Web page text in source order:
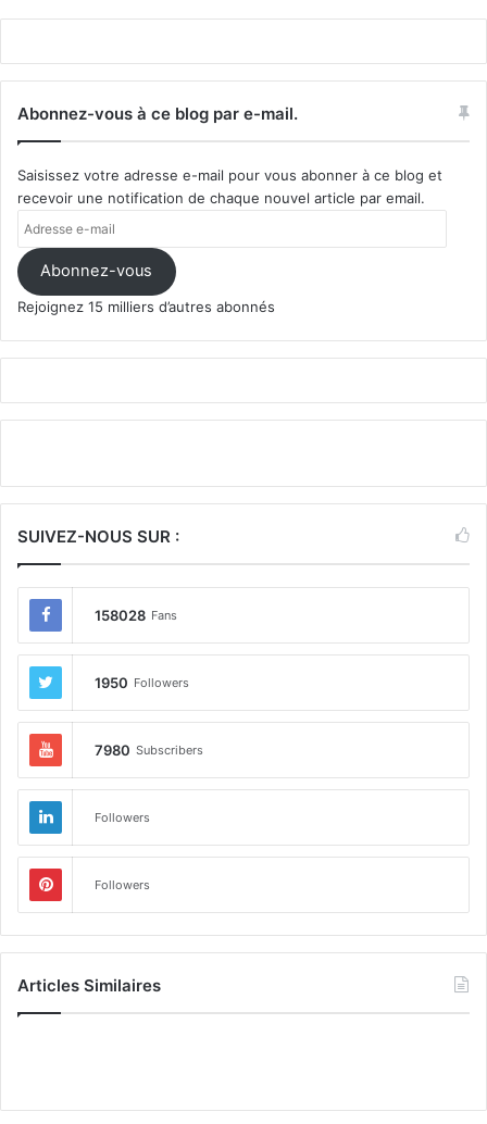
Abonnez-vous à ce blog par e-mail.
Saisissez votre adresse e-mail pour vous abonner à ce blog et
recevoir une notification de chaque nouvel article par email.
mail Abonnez-vous
Rejoignez 15 milliers d’autres abonnés
SUIVEZ-NOUS SUR :
158028 Fans
1950 Followers
7980 Subscribers
Followers
Followers
Articles Similaires